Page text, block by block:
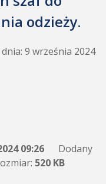
odzieży.
9 września 2024
09:26
Dodany
520 KB